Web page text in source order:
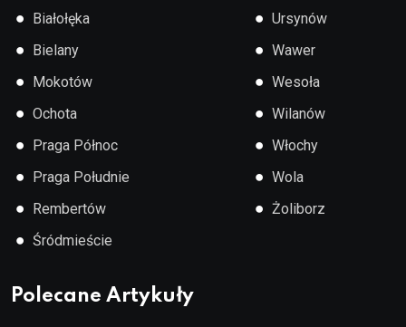
● Białołęka
● Bielany
● Mokotów
● Ochota
● Praga Północ
● Praga Południe
● Rembertów
● Śródmieście
● Ursynów
● Wawer
● Wesoła
● Wilanów
● Włochy
● Wola
● Żoliborz
Polecane Artykuły